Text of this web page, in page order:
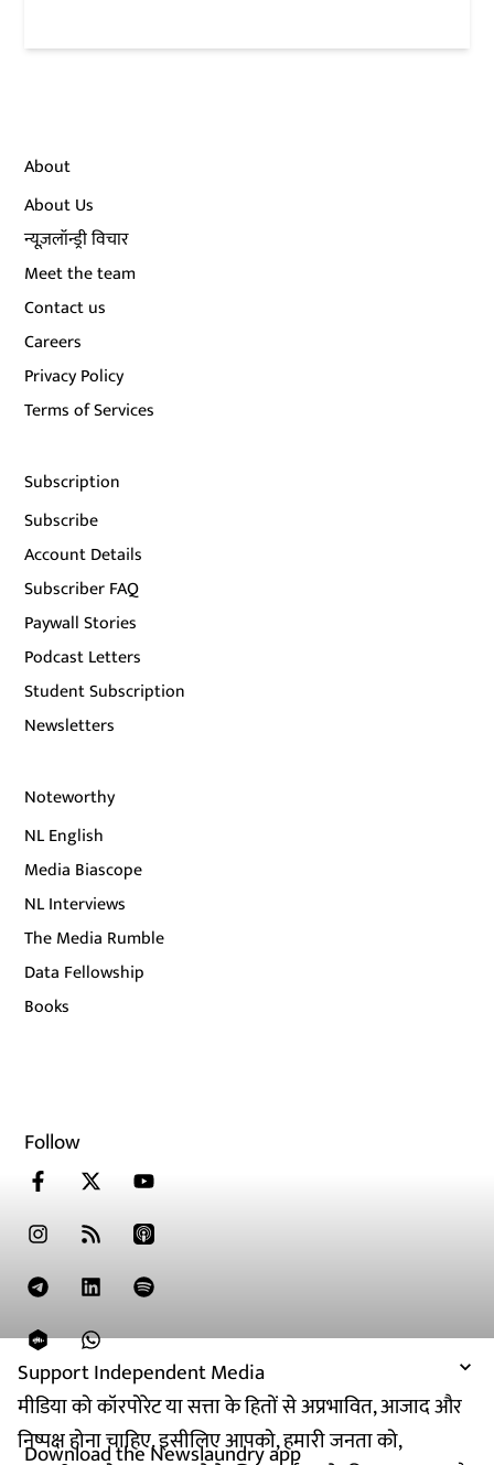
Support Independent Media
मीडिया को कॉरपोरेट या सत्ता के हितों से अप्रभावित, आजाद और
निष्पक्ष होना चाहिए. इसीलिए आपको, हमारी जनता को,
About
About Us
न्यूज़लॉन्ड्री विचार
Meet the team
Contact us
Careers
Privacy Policy
Terms of Services
Subscription
Subscribe
Account Details
Subscriber FAQ
Paywall Stories
Podcast Letters
Student Subscription
Newsletters
Noteworthy
NL English
Media Biascope
NL Interviews
The Media Rumble
Data Fellowship
Books
Follow
Download the Newslaundry app